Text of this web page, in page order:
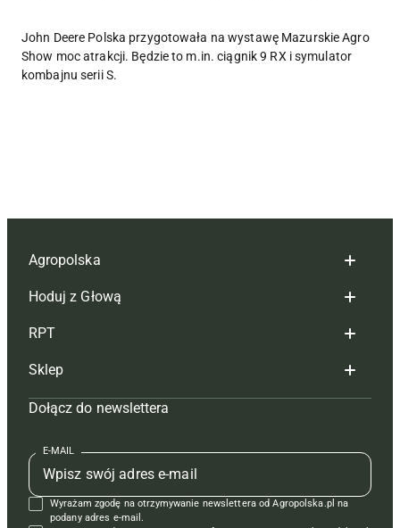
John Deere Polska przygotowała na wystawę Mazurskie Agro
Show moc atrakcji. Będzie to m.in. ciągnik 9 RX i symulator
kombajnu serii S.
Agropolska
Redakcja
Reklama
Tagi
Mapa serwisu
Kontakt
Regulamin
Polityka prywatności
Hoduj z Głową
Hoduj z głową bydło
Hoduj z głową świnie
Prenumerata
Redakcja
Kontakt
Reklama
RPT
Redakcja
Prenumerata
Reklama
Kontakt
Krzyżówki
Sklep
Czasopisma i prenumerata
Książki
Regulamin
Dołącz do newslettera
E-MAIL
Wyrażam zgodę na otrzymywanie newslettera od Agropolska.pl na
podany adres e-mail.